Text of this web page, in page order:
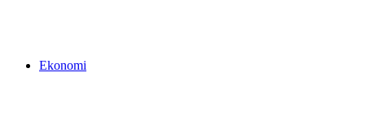
Ekonomi